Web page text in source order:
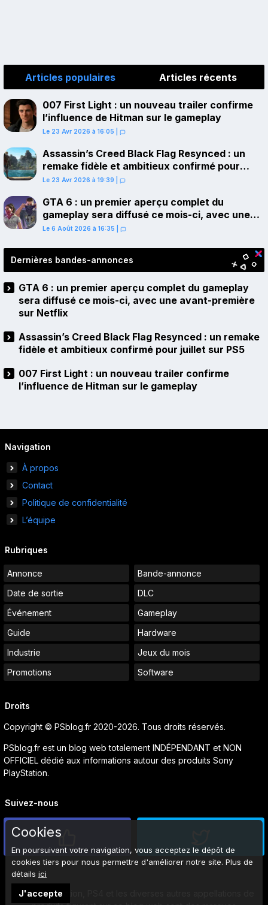
Articles populaires Articles récents
007 First Light : un nouveau trailer confirme
l’influence de Hitman sur le gameplay
Le 23 Avr 2026 à 16:05
Assassin’s Creed Black Flag Resynced : un
remake fidèle et ambitieux confirmé pour
juillet sur PS5
Le 23 Avr 2026 à 19:39
GTA 6 : un premier aperçu complet du
gameplay sera diffusé ce mois-ci, avec une
avant-première sur Netflix
Le 6 Août 2026 à 16:35
Dernières bandes-annonces
GTA 6 : un premier aperçu complet du gameplay
sera diffusé ce mois-ci, avec une avant-première
sur Netflix
Assassin’s Creed Black Flag Resynced : un remake
fidèle et ambitieux confirmé pour juillet sur PS5
007 First Light : un nouveau trailer confirme
l’influence de Hitman sur le gameplay
Navigation
À propos
Contact
Politique de confidentialité
L’équipe
Rubriques
Annonce
Bande-annonce
Date de sortie
DLC
Événement
Gameplay
Guide
Hardware
Industrie
Jeux du mois
Promotions
Software
Droits
Copyright © PSblog.fr 2020-2026. Tous droits réservés.
PSblog.fr est un blog web totalement INDÉPENDANT et NON
OFFICIEL dédié aux informations autour des produits Sony
PlayStation.
Suivez-nous
Sony, PlayStation, PS4 et les diverses autres appellations de
Cookies
En poursuivant votre navigation, vous acceptez le dépôt de
cookies tiers pour nous permettre d'améliorer notre site. Plus de
détails ici
J'accepte